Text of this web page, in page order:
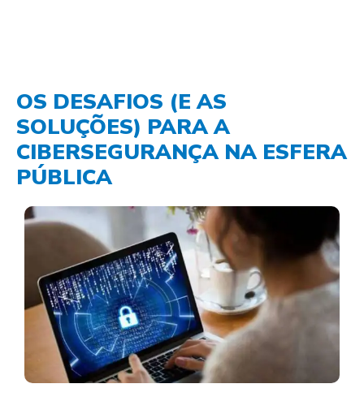
OS DESAFIOS (E AS
SOLUÇÕES) PARA A
CIBERSEGURANÇA NA ESFERA
PÚBLICA